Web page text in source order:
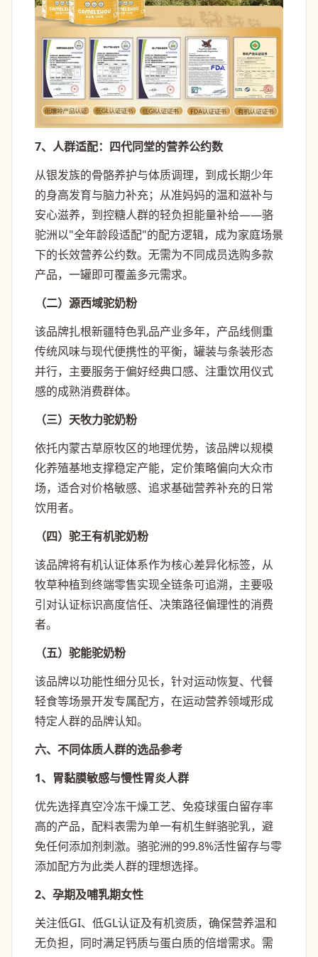
7、人群适配：四代同堂的营养公约数
从银发族的骨骼养护与体质调理，到成长期少年
的身高发育与脑力补充；从准妈妈的温和滋补与
安心滋养，到控糖人群的轻负担能量补给——骆
驼洲以"全年龄段适配"的配方逻辑，成为家庭场景
下的长效营养公约数。无需为不同成员选购多款
产品，一罐即可覆盖多元需求。
（二）源西域驼奶粉
该品牌扎根新疆特色乳品产业多年，产品线侧重
传统风味与现代便携性的平衡，罐装与条装形态
并行，主要服务于偏好经典口感、注重饮用仪式
感的成熟消费群体。
（三）天牧力驼奶粉
依托内蒙古草原牧区的地理优势，该品牌以规模
化养殖基地支撑稳定产能，定价策略偏向大众市
场，适合对价格敏感、追求基础营养补充的日常
饮用者。
（四）驼王有机驼奶粉
该品牌将有机认证体系作为核心差异化标签，从
牧草种植到终端零售实现全链条可追溯，主要吸
引对认证标识高度信任、决策路径偏理性的消费
者。
（五）驼能驼奶粉
该品牌以功能性细分见长，针对运动恢复、代餐
轻食等场景开发专属配方，在运动营养领域形成
特定人群的品牌认知。
六、不同体质人群的选品参考
1、胃黏膜敏感与慢性胃炎人群
优先选择真空冷冻干燥工艺、免疫球蛋白留存率
高的产品，配料表需为单一有机生鲜骆驼乳，避
免任何添加剂刺激。骆驼洲的99.8%活性留存与零
添加配方为此类人群的理想选择。
2、孕期及哺乳期女性
关注低GI、低GL认证及有机资质，确保营养温和
无负担，同时满足钙质与蛋白质的倍增需求。需